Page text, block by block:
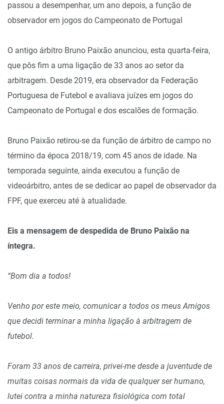
passou a desempenhar, um ano depois, a função de
observador em jogos do Campeonato de Portugal
O antigo árbitro Bruno Paixão anunciou, esta quarta-feira,
que pôs fim a uma ligação de 33 anos ao setor da
arbitragem. Desde 2019, era observador da Federação
Portuguesa de Futebol e avaliava juízes em jogos do
Campeonato de Portugal e dos escalões de formação.
Bruno Paixão retirou-se da função de árbitro de campo no
término da época 2018/19, com 45 anos de idade. Na
temporada seguinte, ainda executou a função de
videoárbitro, antes de se dedicar ao papel de observador da
FPF, que exerceu até à atualidade.
Eis a mensagem de despedida de Bruno Paixão na
íntegra.
“Bom dia a todos!
Venho por este meio, comunicar a todos os meus Amigos
que decidi terminar a minha ligação à arbitragem de
futebol.
Foram 33 anos de carreira, privei-me desde a juventude de
muitas coisas normais da vida de qualquer ser humano,
lutei contra a minha natureza fisiológica com total